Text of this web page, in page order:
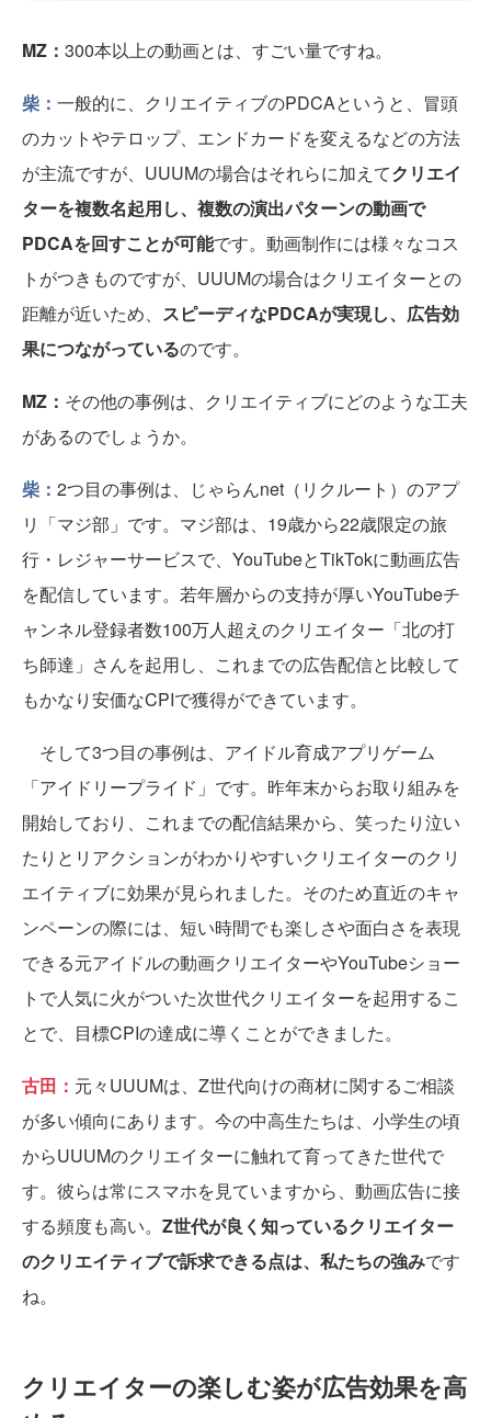
MZ： 300本以上の動画とは、すごい量ですね。
柴： 一般的に、クリエイティブのPDCAというと、冒頭
のカットやテロップ、エンドカードを変えるなどの方法
が主流ですが、UUUMの場合はそれらに加えてクリエイ
ターを複数名起用し、複数の演出パターンの動画で
PDCAを回すことが可能です。動画制作には様々なコス
トがつきものですが、UUUMの場合はクリエイターとの
距離が近いため、 スピーディなPDCAが実現し、広告効
果につながっているのです。
MZ： その他の事例は、クリエイティブにどのような工夫
があるのでしょうか。
柴： 2つ目の事例は、じゃらんnet（リクルート）のアプ
リ「マジ部」です。マジ部は、19歳から22歳限定の旅
行・レジャーサービスで、YouTubeとTikTokに動画広告
を配信しています。若年層からの支持が厚いYouTubeチ
ャンネル登録者数100万人超えのクリエイター「北の打
ち師達」さんを起用し、これまでの広告配信と比較して
もかなり安価なCPIで獲得ができています。
そして3つ目の事例は、アイドル育成アプリゲーム
「アイドリープライド」です。昨年末からお取り組みを
開始しており、これまでの配信結果から、笑ったり泣い
たりとリアクションがわかりやすいクリエイターのクリ
エイティブに効果が見られました。そのため直近のキャ
ンペーンの際には、短い時間でも楽しさや面白さを表現
できる元アイドルの動画クリエイターやYouTubeショー
トで人気に火がついた次世代クリエイターを起用するこ
とで、目標CPIの達成に導くことができました。
古田： 元々UUUMは、Z世代向けの商材に関するご相談
が多い傾向にあります。今の中高生たちは、小学生の頃
からUUUMのクリエイターに触れて育ってきた世代で
す。彼らは常にスマホを見ていますから、動画広告に接
する頻度も高い。 Z世代が良く知っているクリエイター
のクリエイティブで訴求できる点は、私たちの強みです
ね。
クリエイターの楽しむ姿が広告効果を高